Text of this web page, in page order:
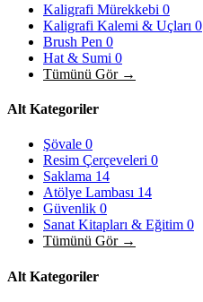
Kaligrafi Mürekkebi 0
Kaligrafi Kalemi & Uçları 0
Brush Pen 0
Hat & Sumi 0
Tümünü Gör →
Alt Kategoriler
Şövale 0
Resim Çerçeveleri 0
Saklama 14
Atölye Lambası 14
Güvenlik 0
Sanat Kitapları & Eğitim 0
Tümünü Gör →
Alt Kategoriler